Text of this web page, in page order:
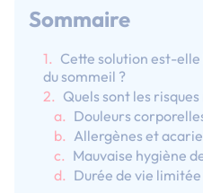
Sommaire
Cette solution est-
du sommeil ?
Quels sont les
Douleurs
Allergènes et
Mauvaise hygiène
Durée de vie limitée